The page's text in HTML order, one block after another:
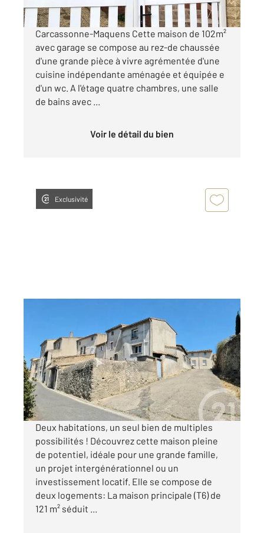
Carcassonne-Maquens Cette maison de 102m²
avec garage se compose au rez-de chaussée
d'une grande pièce à vivre agrémentée d'une
cuisine indépendante aménagée et équipée e
d'un wc. A l'étage quatre chambres, une salle
de bains avec ...
Voir le détail du bien
Exclusivité
, 7 pièces
Ref : 29575
Maison à vendre
129 000 €
Visiter le site dédié
Deux habitations, un seul bien de multiples
possibilités ! Découvrez cette maison pleine
de potentiel, idéale pour une grande famille,
un projet intergénérationnel ou un
investissement locatif. Elle se compose de
deux logements: La maison principale (T6) de
121 m² séduit ...